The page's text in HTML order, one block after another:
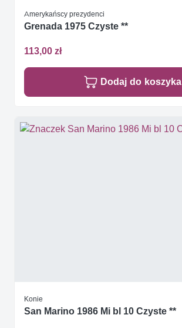
Amerykańscy prezydenci
Grenada 1975 Czyste **
113,00 zł
Dodaj do koszyka
Konie
San Marino 1986 Mi bl 10 Czyste **